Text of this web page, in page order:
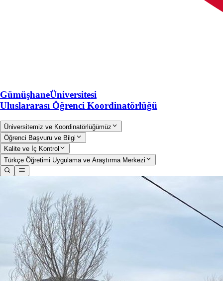
GümüşhaneÜniversitesi
Uluslararası Öğrenci Koordinatörlüğü
Üniversitemiz ve Koordinatörlüğümüz
Öğrenci Başvuru ve Bilgi
Kalite ve İç Kontrol
Türkçe Öğretimi Uygulama ve Araştırma Merkezi